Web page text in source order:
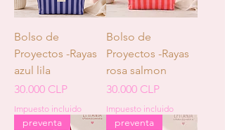
Bolso de
Proyectos -Rayas
azul lila
Precio
30.000 CLP
Impuesto incluido
Bolso de
Proyectos -Rayas
rosa salmon
Precio
30.000 CLP
Impuesto incluido
preventa preventa